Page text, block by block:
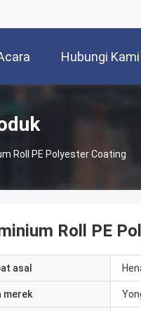
Hubungi Kami
Roll PE Polyester Coating
Roll PE
asal
merek